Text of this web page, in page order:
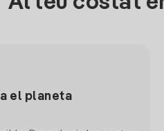
el planeta